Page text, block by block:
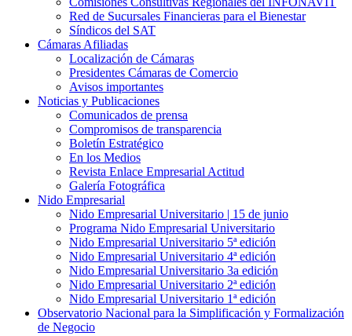
Red de Sucursales Financieras para el Bienestar
Síndicos del SAT
Cámaras Afiliadas
Localización de Cámaras
Presidentes Cámaras de Comercio
Avisos importantes
Noticias y Publicaciones
Comunicados de prensa
Compromisos de transparencia
Boletín Estratégico
En los Medios
Revista Enlace Empresarial Actitud
Galería Fotográfica
Nido Empresarial
Nido Empresarial Universitario | 15 de junio
Programa Nido Empresarial Universitario
Nido Empresarial Universitario 5ª edición
Nido Empresarial Universitario 4ª edición
Nido Empresarial Universitario 3a edición
Nido Empresarial Universitario 2ª edición
Nido Empresarial Universitario 1ª edición
Observatorio Nacional para la Simplificación y Formalización
de Negocio